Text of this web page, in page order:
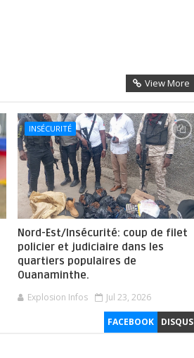
View More
INSÉCURITÉ
Nord-Est/Insécurité: coup de filet
policier et judiciaire dans les
quartiers populaires de
Ouanaminthe.
Explosion Infos Jul 23, 2026
FACEBOOK DISQUS